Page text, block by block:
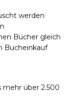
werden
Bücher gleich
Bucheinkauf
über 2.500